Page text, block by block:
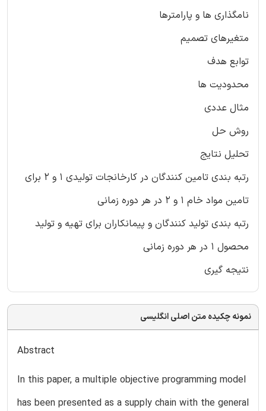
نامگذاری ها و پارامترها
متغیرهای تصمیم
توابع هدف
محدودیت ها
مثال عددی
روش حل
تحلیل نتایج
رتبه بندی تامین کنندگان در کارخانجات تولیدی 1 و 2 برای
تامین مواد خام 1 و 2 در هر دوره زمانی
رتبه بندی تولید کنندگان و پیمانکاران برای تهیه و تولید
محصول 1 در هر دوره زمانی
نتیجه گیری
نمونه چکیده متن اصلی انگلیسی
Abstract
In this paper, a multiple objective programming model
has been presented as a supply chain with the general